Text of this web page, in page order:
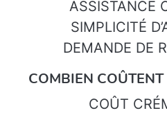
ASSISTANCE
SIMPLICITÉ
DEMANDE DE
COMBIEN
COÛT